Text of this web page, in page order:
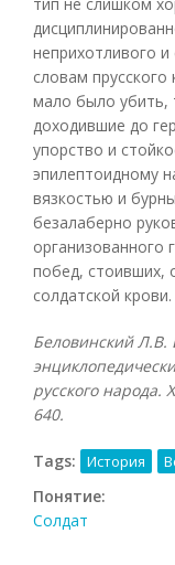
неприхотливого
словам
мало было убить,
доходившие до
упорство и
эпилептоидному
вязкостью и
безалаберно
организованного
побед, стоивших,
солдатской крови.
Беловинский
русского народа.
640.
Tags: История
Понятие:
Солдат